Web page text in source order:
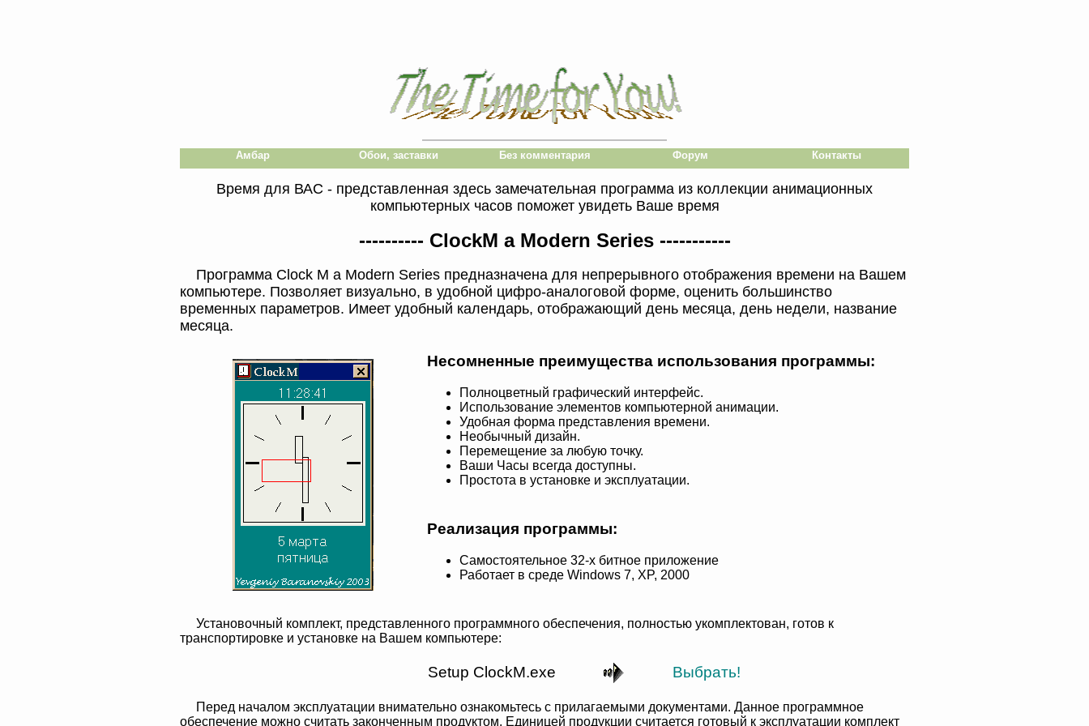
Амбар Обои, заставки Без комментария Форум Контакты
Время для ВАС - представленная здесь замечательная программа из коллекции анимационных
компьютерных часов поможет увидеть Ваше время
---------- ClockM a Modern Series -----------
Программа Clock M a Modern Series предназначена для непрерывного отображения времени на Вашем
компьютере. Позволяет визуально, в удобной цифро-аналоговой форме, оценить большинство
временных параметров. Имеет удобный календарь, отображающий день месяца, день недели, название
месяца.
Несомненные преимущества использования программы:
Полноцветный графический интерфейс.
Использование элементов компьютерной анимации.
Удобная форма представления времени.
Необычный дизайн.
Перемещение за любую точку.
Ваши Часы всегда доступны.
Простота в установке и эксплуатации.
Реализация программы:
Самостоятельное 32-х битное приложение
Работает в среде Windows 7, XP, 2000
Установочный комплект, представленного программного обеспечения, полностью укомплектован, готов к
транспортировке и установке на Вашем компьютере:
Setup ClockM.exe Выбрать!
Перед началом эксплуатации внимательно ознакомьтесь с прилагаемыми документами. Данное программное
обеспечение можно считать законченным продуктом. Единицей продукции считается готовый к эксплуатации комплект